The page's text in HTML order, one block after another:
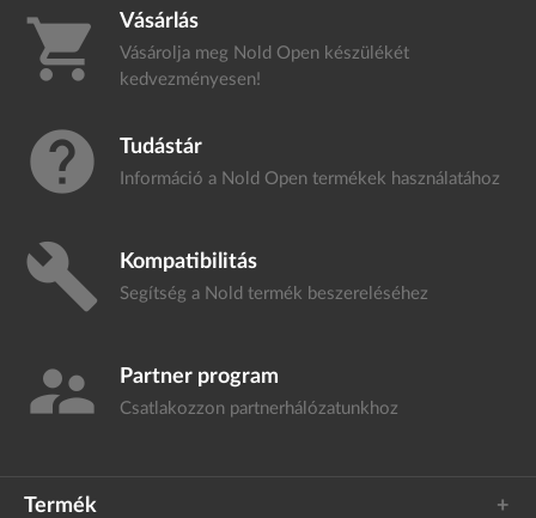
shopping_cart Vásárlás
Vásárolja meg Nold Open készülékét
kedvezményesen!
help Tudástár
Információ a Nold Open termékek használatához
build Kompatibilitás
Segítség a Nold termék beszereléséhez
supervisor_account Partner program
Csatlakozzon partnerhálózatunkhoz
Termék